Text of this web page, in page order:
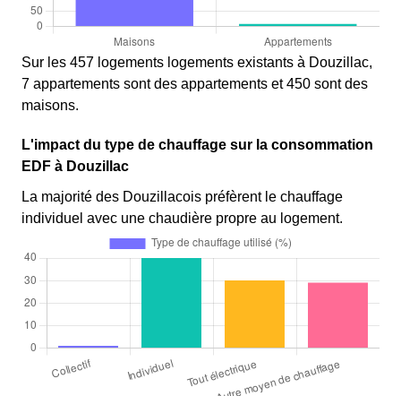
Sur les 457 logements logements existants à Douzillac,
7 appartements sont des appartements et 450 sont des
maisons.
L'impact du type de chauffage sur la consommation
EDF à Douzillac
La majorité des Douzillacois préfèrent le chauffage
individuel avec une chaudière propre au logement.